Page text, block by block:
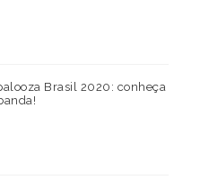
Brasil 2020: conheça